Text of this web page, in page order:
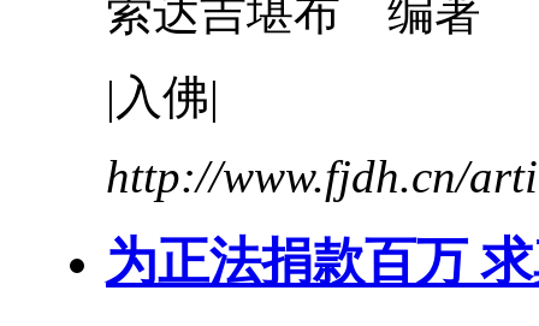
索达吉堪布 编著
| 入佛|
http://www.fjdh.cn/
为正法捐款百万